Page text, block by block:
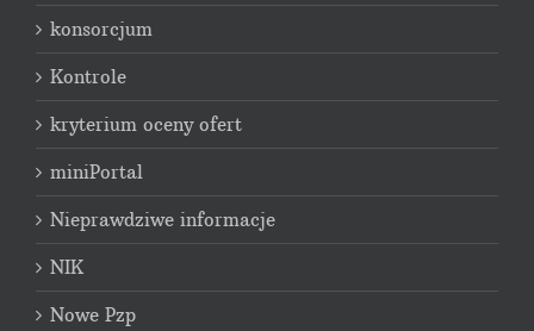
konsorcjum
Kontrole
kryterium oceny ofert
miniPortal
Nieprawdziwe informacje
NIK
Nowe Pzp